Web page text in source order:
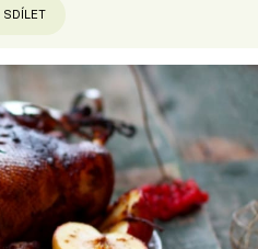
SDÍLET